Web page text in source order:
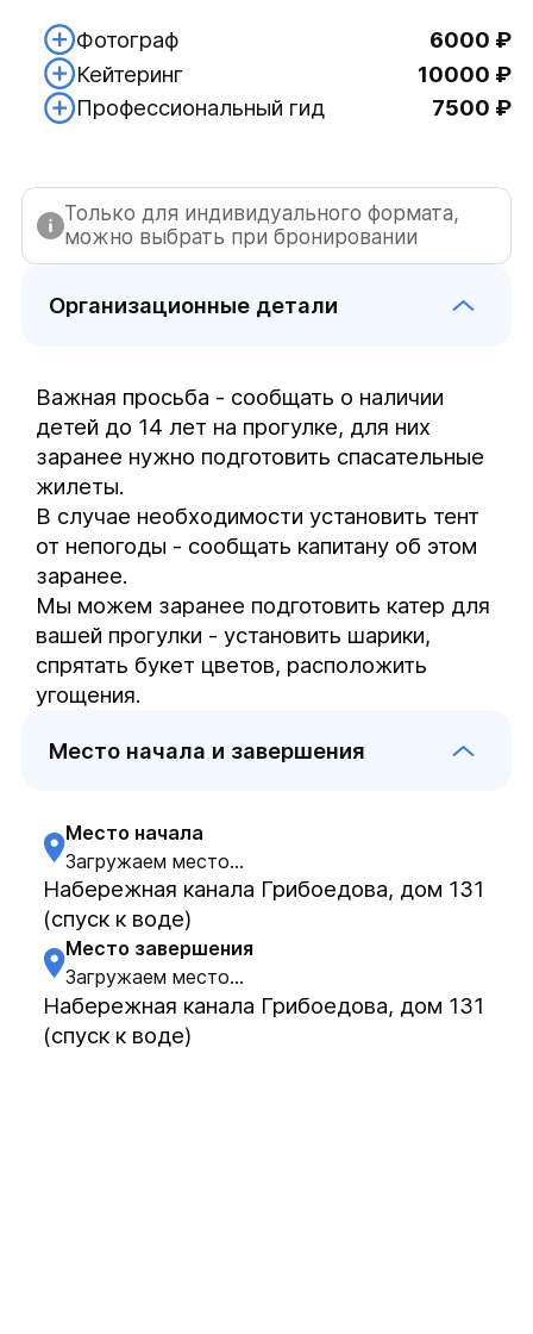
Фотограф
6000 ₽
Кейтеринг
10000 ₽
Профессиональный гид
7500 ₽
Только для индивидуального формата,
можно выбрать при бронировании
Организационные детали
Важная просьба - сообщать о наличии
детей до 14 лет на прогулке, для них
заранее нужно подготовить спасательные
жилеты.
В случае необходимости установить тент
от непогоды - сообщать капитану об этом
заранее.
Мы можем заранее подготовить катер для
вашей прогулки - установить шарики,
спрятать букет цветов, расположить
угощения.
Место начала и завершения
Место начала
Загружаем место...
Набережная канала Грибоедова, дом 131
(спуск к воде)
Место завершения
Загружаем место...
Набережная канала Грибоедова, дом 131
(спуск к воде)